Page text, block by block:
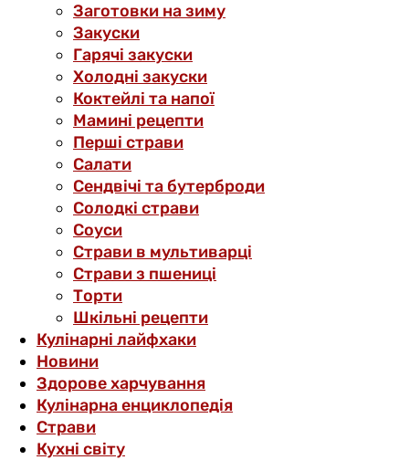
Заготовки на зиму
Закуски
Гарячі закуски
Холодні закуски
Коктейлі та напої
Мамині рецепти
Перші страви
Салати
Сендвічі та бутерброди
Солодкі страви
Соуси
Страви в мультиварці
Страви з пшениці
Торти
Шкільні рецепти
Кулінарні лайфхаки
Новини
Здорове харчування
Кулінарна енциклопедія
Страви
Кухні світу